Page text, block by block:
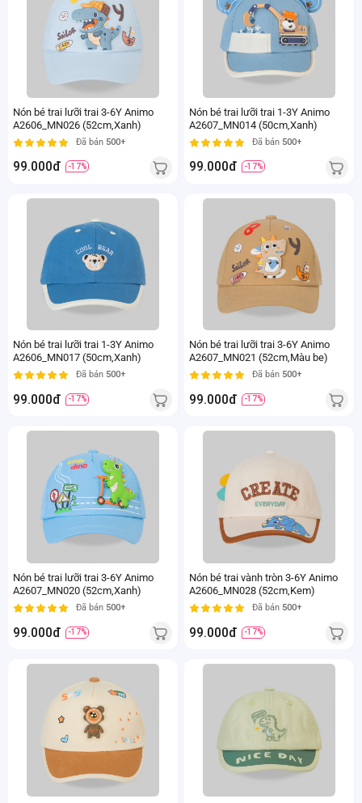
Nón bé trai lưỡi trai 3-6Y Animo
A2606_MN026 (52cm,Xanh)
Đã bán 500+
99.000đ -17%
Nón bé trai lưỡi trai 1-3Y Animo
A2607_MN014 (50cm,Xanh)
Đã bán 500+
99.000đ -17%
Nón bé trai lưỡi trai 1-3Y Animo
A2606_MN017 (50cm,Xanh)
Đã bán 500+
99.000đ -17%
Nón bé trai lưỡi trai 3-6Y Animo
A2607_MN021 (52cm,Màu be)
Đã bán 500+
99.000đ -17%
Nón bé trai lưỡi trai 3-6Y Animo
A2607_MN020 (52cm,Xanh)
Đã bán 500+
99.000đ -17%
Nón bé trai vành tròn 3-6Y Animo
A2606_MN028 (52cm,Kem)
Đã bán 500+
99.000đ -17%